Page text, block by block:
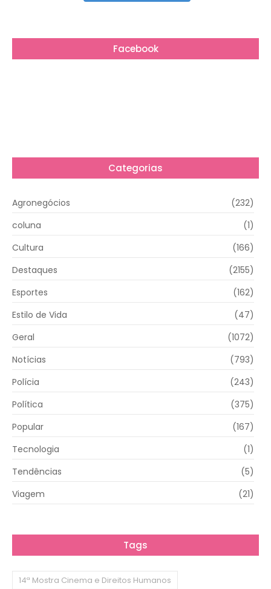
Facebook
Categorias
Agronegócios
(232)
coluna
(1)
Cultura
(166)
Destaques
(2155)
Esportes
(162)
Estilo de Vida
(47)
Geral
(1072)
Notícias
(793)
Polícia
(243)
Política
(375)
Popular
(167)
Tecnologia
(1)
Tendências
(5)
Viagem
(21)
Tags
14ª Mostra Cinema e Direitos Humanos